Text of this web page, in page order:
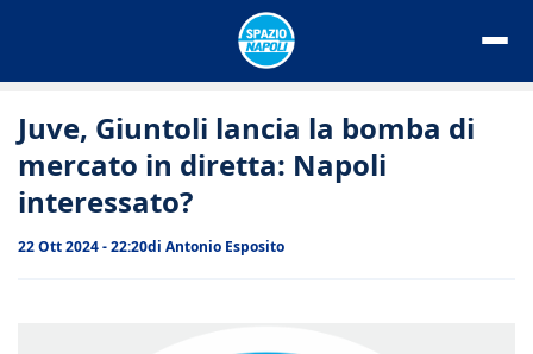
Juve, Giuntoli lancia la bomba di
mercato in diretta: Napoli
interessato?
22 Ott 2024 - 22:20di Antonio Esposito